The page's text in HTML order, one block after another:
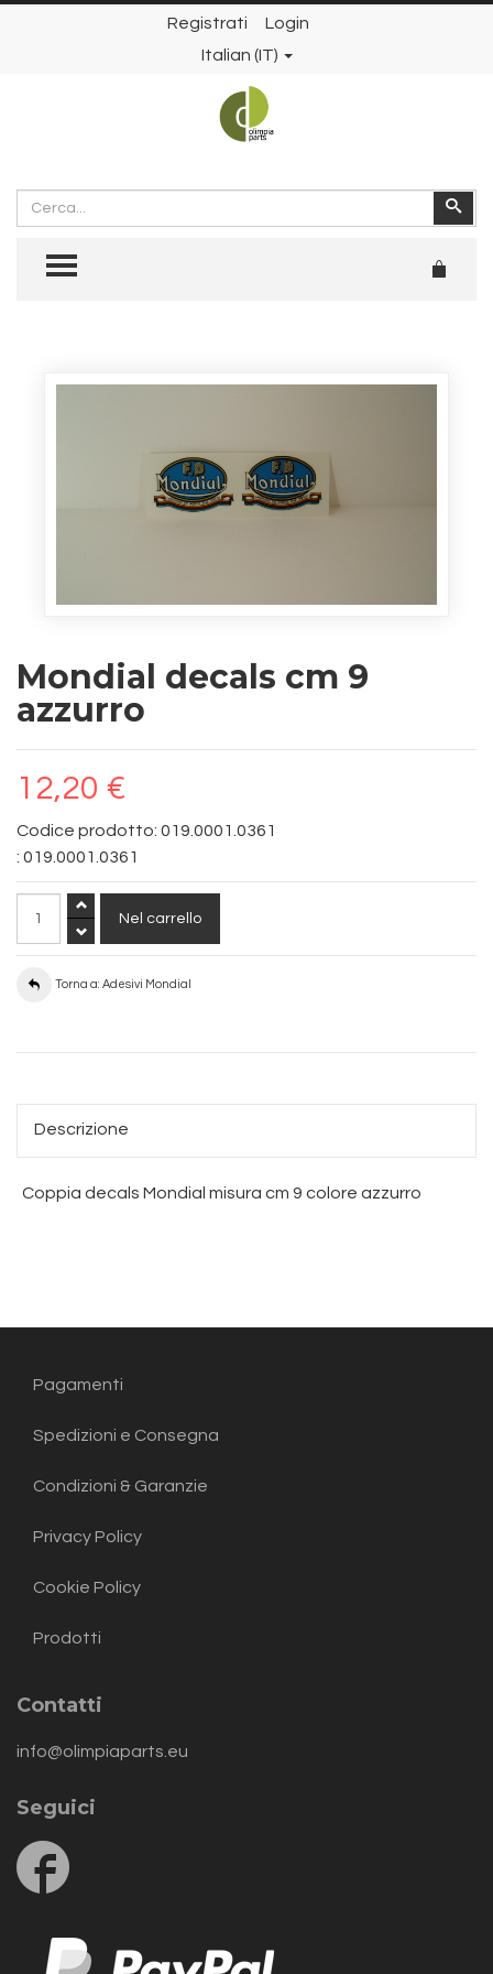
Registrati
Login
Italian (IT)
Cerca
TOGGLE MENU
Mondial decals cm 9
azzurro
12,20 €
Codice prodotto: 019.0001.0361
: 019.0001.0361
Torna a: Adesivi Mondial
Descrizione
Coppia decals Mondial misura cm 9 colore azzurro
Pagamenti
Spedizioni e Consegna
Condizioni & Garanzie
Privacy Policy
Cookie Policy
Prodotti
Contatti
info@olimpiaparts.eu
Seguici
us